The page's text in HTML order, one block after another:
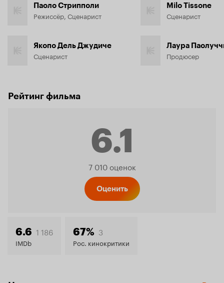
Паоло Стрипполи
Режиссёр, Сценарист
Якопо Дель Джудиче
Сценарист
Milo Tissone
Сценарист
Лаура
Продюсер
Рейтинг фильма
6.1
Рейтинг
6.1
7 010 оценок
Оценить
6.6 1 186
IMDb
67% 3
Рос. кинокритики